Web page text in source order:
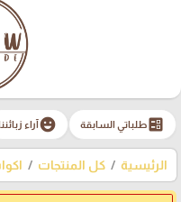
ballotطلباتي السابقة emoji_emotionsآراء
الرئيسية كل المنتجات